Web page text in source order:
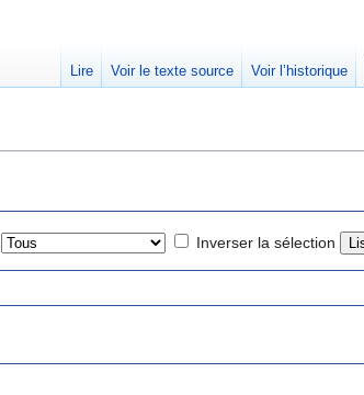
Inverser la sélection
Lire Voir le texte source Voir l’historique